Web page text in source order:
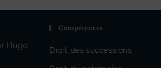
Hugo
Compétences
Droit des successions